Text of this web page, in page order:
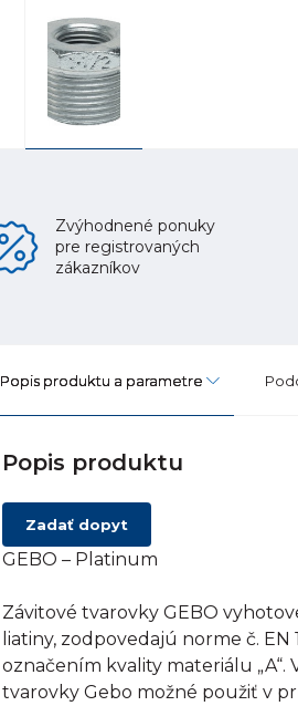
Zvýhodnené ponuky
pre registrovaných
zákazníkov
Popis produktu a parametre
Popis produktu
Zadať dopyt
GEBO – Platinum
Závitové tvarovky GEBO
liatiny, zodpovedajú norme č. EN
označením kvality materiálu
tvarovky Gebo možné použiť v